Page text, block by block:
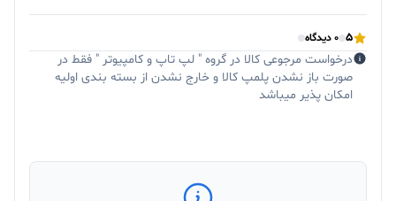
5 0 دیدگاه
درخواست مرجوعی کالا در گروه " لپ تاپ و کامپیوتر " فقط در
صورت باز نشدن پلمپ کالا و خارج نشدن از بسته بندی اولیه
امکان پذیر میباشد